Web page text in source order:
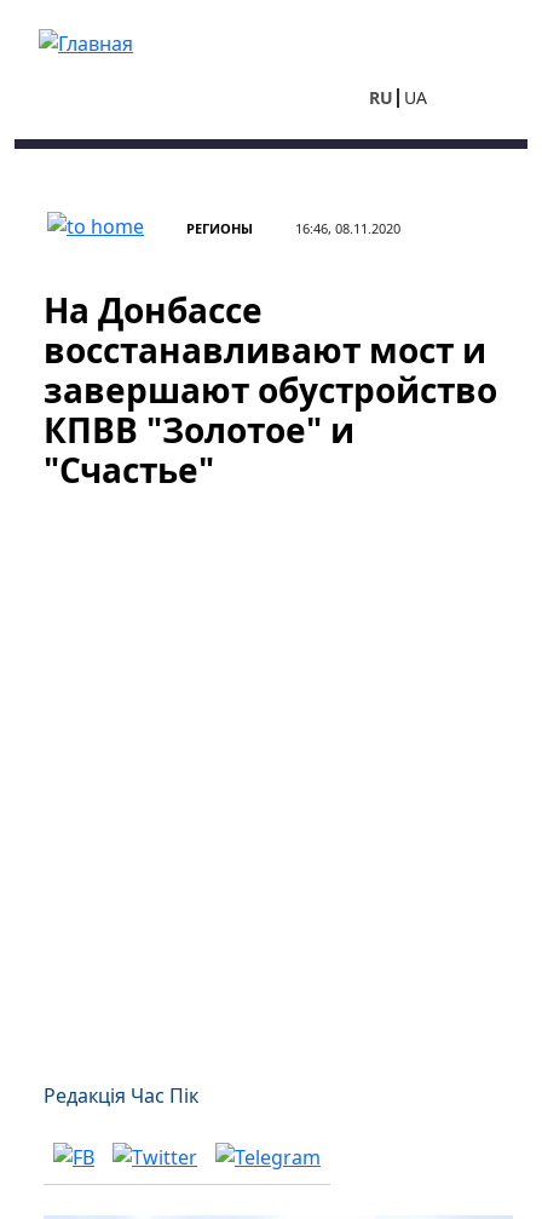
RU UA
РЕГИОНЫ 16:46, 08.11.2020
На Донбассе
восстанавливают мост и
завершают обустройство
КПВВ "Золотое" и
"Счастье"
Редакція Час Пік